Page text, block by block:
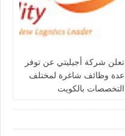
تعلن شركة أجيليتي عن توفر
عدة وظائف شاغرة لمختلف
التخصصات بالكويت